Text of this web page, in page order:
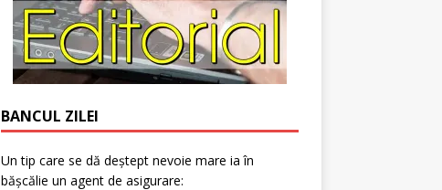
BANCUL ZILEI
Un tip care se dă deștept nevoie mare ia în
bășcălie un agent de asigurare: